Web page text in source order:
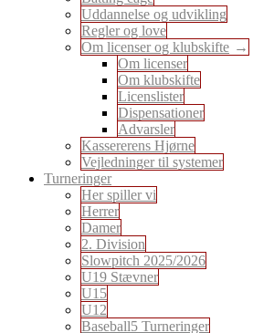
Uddannelse og udvikling
Regler og love
Om licenser og klubskifte
Om licenser
Om klubskifte
Licenslister
Dispensationer
Advarsler
Kassererens Hjørne
Vejledninger til systemer
Turneringer
Her spiller vi
Herrer
Damer
2. Division
Slowpitch 2025/2026
U19 Stævner
U15
U12
Baseball5 Turneringer